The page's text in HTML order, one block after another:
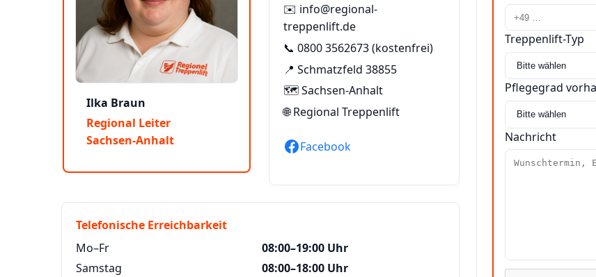
Ilka Braun
Regional Leiter
Sachsen-Anhalt
✉️ info@regional-
treppenlift.de
📞 0800 3562673(kostenfrei)
📍 Schmatzfeld 38855
🗺️ Sachsen-Anhalt
🌐Regional Treppenlift
Facebook
Telefonische Erreichbarkeit
Mo–Fr
08:00–19:00 Uhr
Samstag
08:00–18:00 Uhr
Treppenlift-Typ
Pflegegrad
Nachricht